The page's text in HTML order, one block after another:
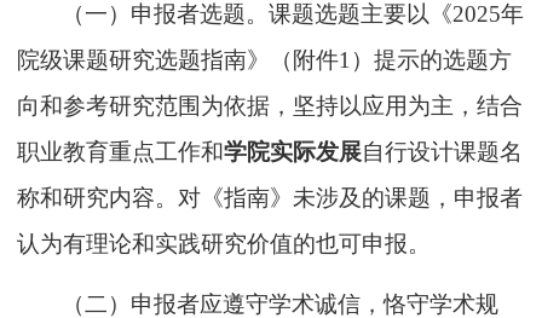
（一）申报者选题。课题选题主要以《2025年
院级课题研究选题指南》 （附件1）提示的选题方
向和参考研究范围为依据， 坚持以应用为主，结合
职业教育重点工作和学院实际发展自行设计课题名
称和研究内容。对 《指南》未涉及的课题，申报者
认为有理论和实践研究价值的也可申报。
（二）申报者应遵守学术诚信，恪守学术规